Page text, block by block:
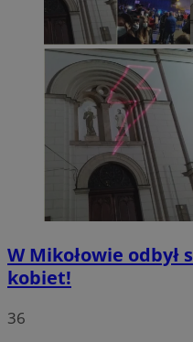
W Mikołowie
kobiet!
36